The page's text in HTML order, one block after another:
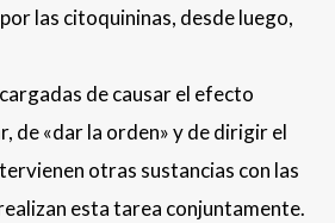
las citoquininas, desde luego,
de causar el efecto
de «dar la orden» y de dirigir el
otras sustancias con las
esta tarea conjuntamente.